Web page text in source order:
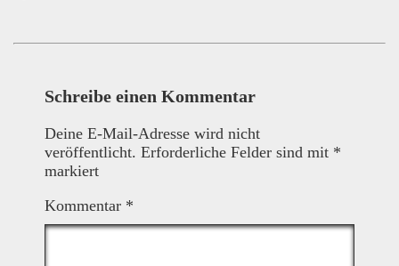
Schreibe einen Kommentar
Deine E-Mail-Adresse wird nicht
veröffentlicht. Erforderliche Felder sind mit *
markiert
Kommentar *